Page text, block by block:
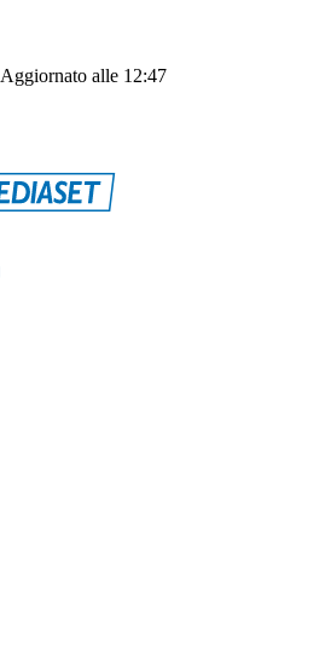
Aggiornato alle 12:47